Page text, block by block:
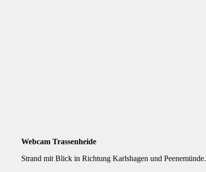
Webcam Trassenheide
Strand mit Blick in Richtung Karlshagen und Peenemünde.